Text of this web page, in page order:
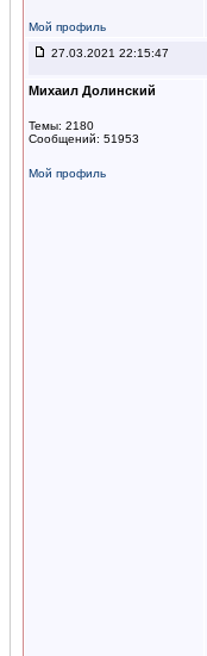
Мой профиль
27.03.2021 22:15:47
Михаил Долинский
Темы: 2180
Сообщений: 51953
Мой профиль